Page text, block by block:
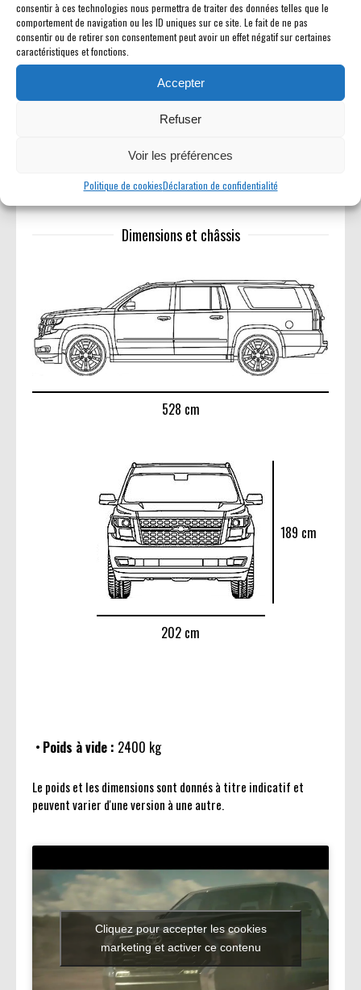
consentir à ces technologies nous permettra de traiter des données telles que le
comportement de navigation ou les ID uniques sur ce site. Le fait de ne pas
consentir ou de retirer son consentement peut avoir un effet négatif sur certaines
caractéristiques et fonctions.
Accepter
Refuser
Voir les préférences
Politique de cookiesDéclaration de confidentialité
Nombre de places : 8 / Longueur : 5 286 mm / Largeur : 2
022 mm / Hauteur : 1 890 mm / Empattement : 3 099 mm
/ Garde au sol : 221 mm / Volume de chargement : jusqu?à
Dimensions et châssis
528 cm
202 cm
189 cm
Poids à vide : 2400 kg
Le poids et les dimensions sont donnés à titre indicatif et
peuvent varier d'une version à une autre.
Cliquez pour accepter les cookies
marketing et activer ce contenu